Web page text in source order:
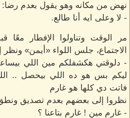
نهض من مكانه وهو يقول بعدم رضا:
- لا وعلى ايه أنا طالع.
مر الوقت وتناولوا الإفطار معًا
الاجتماع، جلس اللواء «أيمن»
- دلوقتي هكشفلكم مين اللي
ليكم بس هو ده اللي بيحصل ..
فاتت دي كلها هو غارم
نظروا إلى بعضهم بعدم تصديق
- غارم مين ! غارم بتاعنا ؟